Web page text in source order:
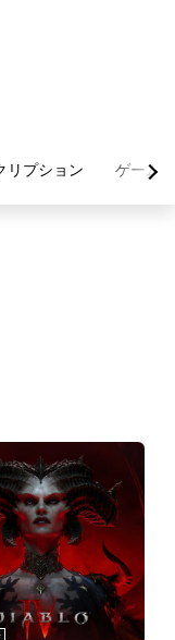
リプション ゲーム